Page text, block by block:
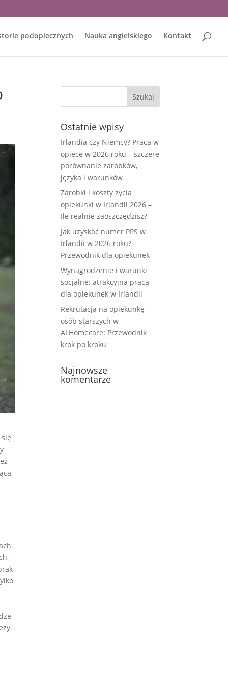
podopiecznych Nauka angielskiego Kontakt
–
Ostatnie wpisy
Irlandia czy Niemcy? Praca w
opiece w 2026 roku – szczere
porównanie zarobków,
języka i warunków
Zarobki i koszty życia
opiekunki w Irlandii 2026 –
Ile realnie zaoszczędzisz?
Jak uzyskać numer PPS w
Irlandii w 2026 roku?
Przewodnik dla opiekunek
Wynagrodzenie i warunki
socjalne: atrakcyjna praca
dla opiekunek w Irlandii
Rekrutacja na opiekunkę
osób starszych w
ALHomecare: Przewodnik
krok po kroku
Najnowsze
komentarze